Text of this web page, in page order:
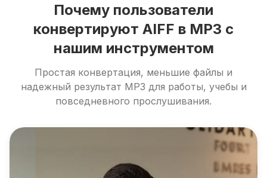
Почему пользователи
конвертируют AIFF в MP3 с
нашим инструментом
Простая конвертация, меньшие файлы и
надежный результат MP3 для работы, учебы и
повседневного прослушивания.